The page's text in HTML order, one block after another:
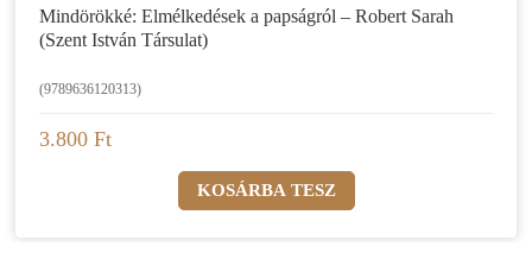
Mindörökké: Elmélkedések a papságról – Robert Sarah
(Szent István Társulat)
(9789636120313)
3.800 Ft